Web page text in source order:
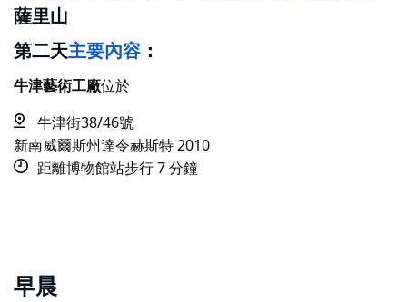
薩里山
第二天主要內容 ：
牛津藝術工廠位於
牛津街38/46號
新南威爾斯州達令赫斯特 2010
距離博物館站步行 7 分鐘
早晨